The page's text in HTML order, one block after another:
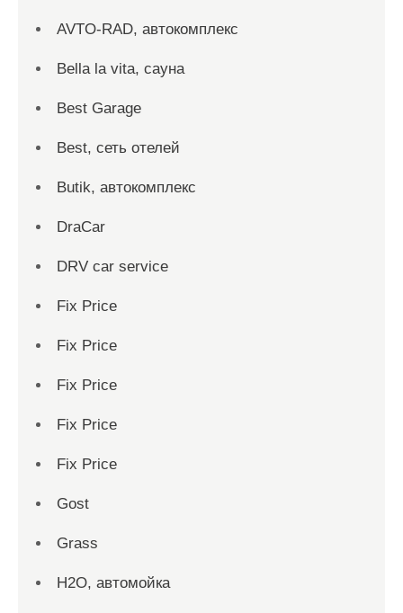
AVTO-RAD, автокомплекс
Bella la vita, сауна
Best Garage
Best, сеть отелей
Butik, автокомплекс
DraCar
DRV car service
Fix Price
Fix Price
Fix Price
Fix Price
Fix Price
Gost
Grass
H2O, автомойка